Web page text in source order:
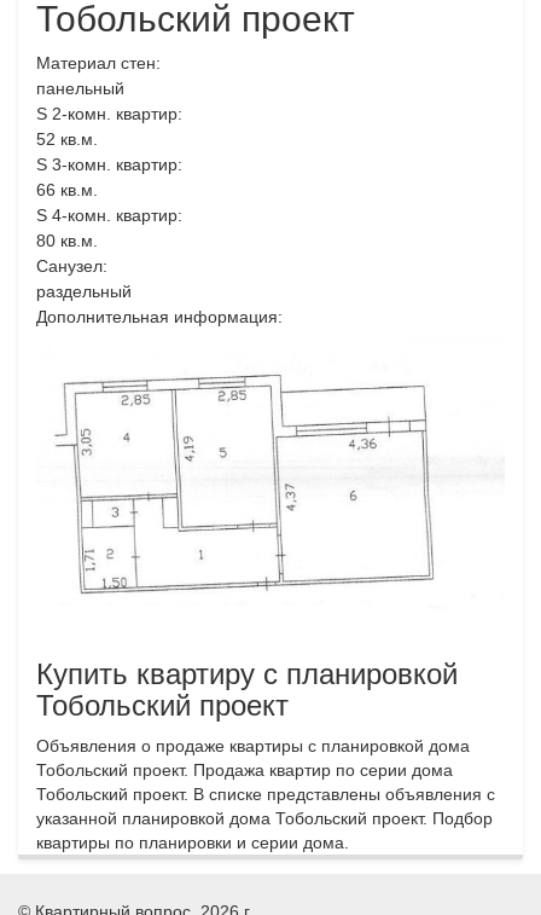
Тобольский проект
Материал стен:
панельный
S 2-комн. квартир:
52 кв.м.
S 3-комн. квартир:
66 кв.м.
S 4-комн. квартир:
80 кв.м.
Санузел:
раздельный
Дополнительная информация:
Купить квартиру с планировкой
Тобольский проект
Объявления о продаже квартиры с планировкой дома
Тобольский проект. Продажа квартир по серии дома
Тобольский проект. В списке представлены объявления с
указанной планировкой дома Тобольский проект. Подбор
квартиры по планировки и серии дома.
© Квартирный вопрос , 2026 г.